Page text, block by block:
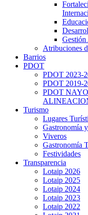
Atribuciones
Barrios
PDOT
PDOT 2023-
PDOT 2019-
PDOT
Turismo
Lugares
Gastronomía
Viveros
Gastronomía
Festividades
Transparencia
Lotaip 2026
Lotaip 2025
Lotaip 2024
Lotaip 2023
Lotaip 2022